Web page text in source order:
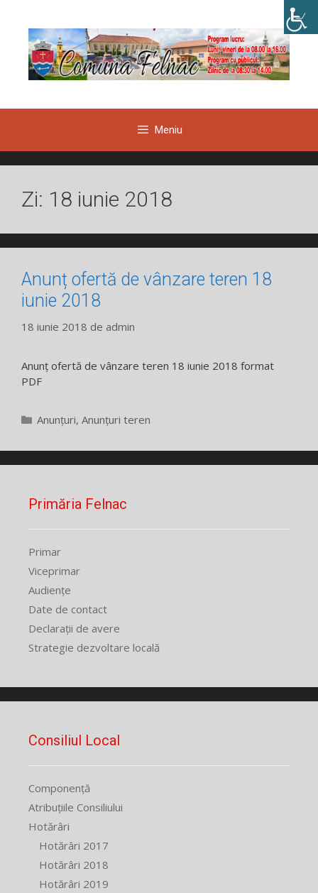
conținut
Meniu
Zi: 18 iunie 2018
Anunț ofertă de vânzare teren 18
iunie 2018
18 iunie 2018 de admin
Anunț ofertă de vânzare teren 18 iunie 2018 format
PDF
Categorii
Anunțuri, Anunțuri teren
Primăria Felnac
Primar
Viceprimar
Audiențe
Date de contact
Declarații de avere
Strategie dezvoltare locală
Consiliul Local
Componență
Atribuțiile Consiliului
Hotărâri
Hotărâri 2017
Hotărâri 2018
Hotărâri 2019